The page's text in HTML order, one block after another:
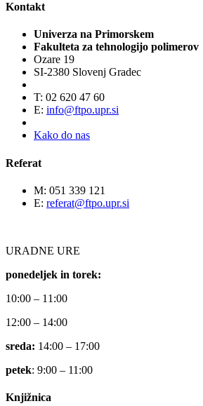
Kontakt
Univerza na Primorskem
Fakulteta za tehnologijo polimerov
Ozare 19
SI-2380 Slovenj Gradec
T: 02 620 47 60
E: info@ftpo.upr.si
Kako do nas
Referat
M: 051 339 121
E: referat@ftpo.upr.si
URADNE URE
ponedeljek in torek:
10:00 – 11:00
12:00 – 14:00
sreda: 14:00 – 17:00
petek: 9:00 – 11:00
Knjižnica